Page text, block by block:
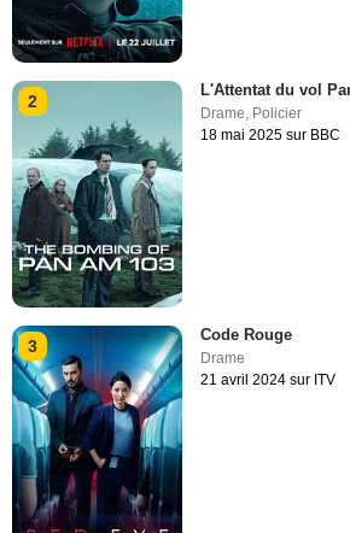
2
L'Attentat du vol
Drame Policier
18 mai 2025 sur BBC
3
Code Rouge
Drame
21 avril 2024 sur ITV